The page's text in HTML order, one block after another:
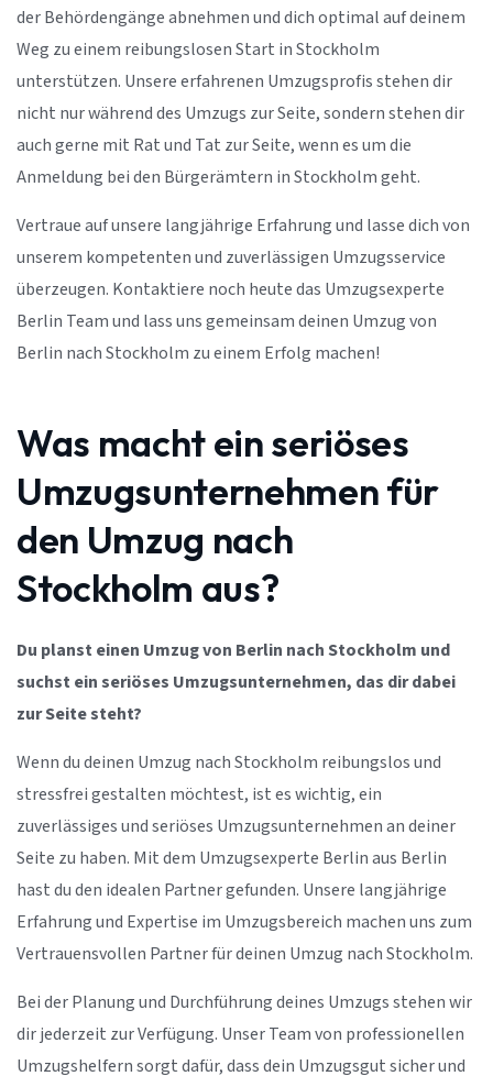
der Behördengänge abnehmen und dich optimal auf deinem
Weg zu einem reibungslosen Start in Stockholm
unterstützen. Unsere erfahrenen Umzugsprofis stehen dir
nicht nur während des Umzugs zur Seite, sondern stehen dir
auch gerne mit Rat und Tat zur Seite, wenn es um die
Anmeldung bei den Bürgerämtern in Stockholm geht.
Vertraue auf unsere langjährige Erfahrung und lasse dich von
unserem kompetenten und zuverlässigen Umzugsservice
überzeugen. Kontaktiere noch heute das Umzugsexperte
Berlin Team und lass uns gemeinsam deinen Umzug von
Berlin nach Stockholm zu einem Erfolg machen!
Was macht ein seriöses
Umzugsunternehmen für
den Umzug nach
Stockholm aus?
Du planst einen Umzug von Berlin nach Stockholm und
suchst ein seriöses Umzugsunternehmen, das dir dabei
zur Seite steht?
Wenn du deinen Umzug nach Stockholm reibungslos und
stressfrei gestalten möchtest, ist es wichtig, ein
zuverlässiges und seriöses Umzugsunternehmen an deiner
Seite zu haben. Mit dem Umzugsexperte Berlin aus Berlin
hast du den idealen Partner gefunden. Unsere langjährige
Erfahrung und Expertise im Umzugsbereich machen uns zum
Vertrauensvollen Partner für deinen Umzug nach Stockholm.
Bei der Planung und Durchführung deines Umzugs stehen wir
dir jederzeit zur Verfügung. Unser Team von professionellen
Umzugshelfern sorgt dafür, dass dein Umzugsgut sicher und